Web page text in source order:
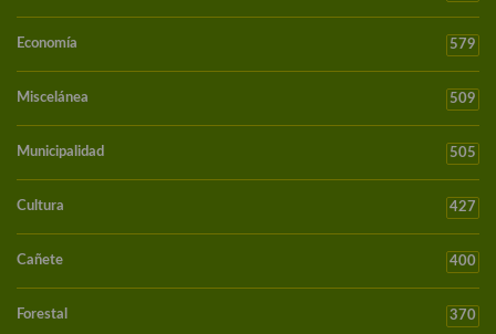
Economía 579
Miscelánea 509
Municipalidad 505
Cultura 427
Cañete 400
Forestal 370